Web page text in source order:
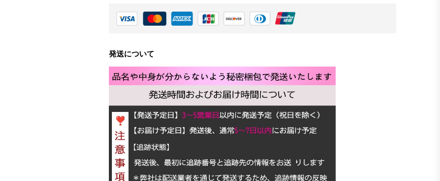
発送について